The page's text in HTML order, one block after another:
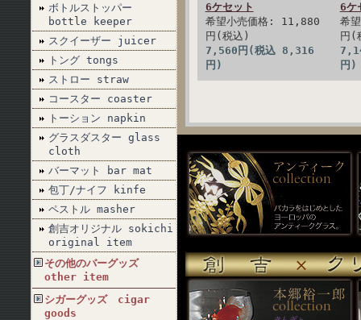
ボトルストッパー
bottle keeper
スクイーザー juicer
トング tongs
ストロー straw
コースター coaster
トーション napkin
グラスダスター glass
cloth
バーマット bar mat
包丁/ナイフ kinfe
ペストル masher
創吉オリジナル sokichi
original item
その他のバーグッズ
other item
シガーグッズ cigar
goods
6ケセット
希望小売価格: 11,880
円(税込)
7,560円(税込 8,316
円)
6ケ
希
円(
円)